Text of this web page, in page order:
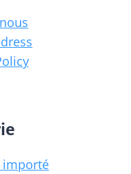
importé